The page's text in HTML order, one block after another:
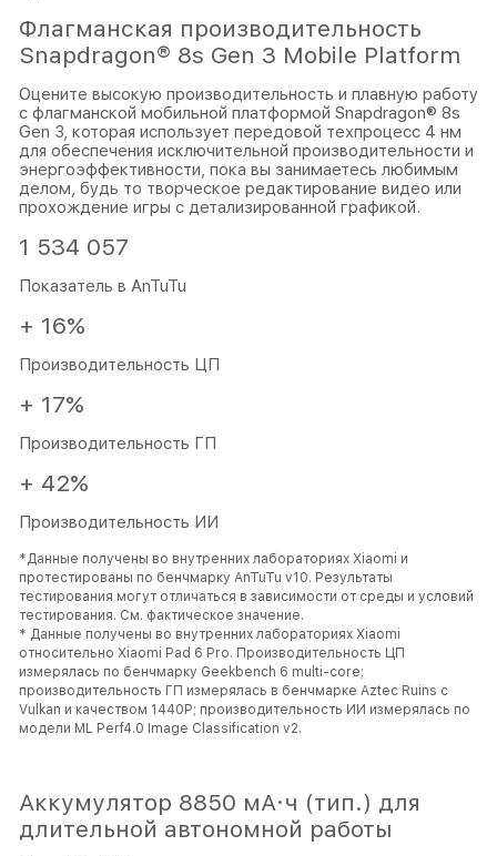
Флагманская производительность
Snapdragon® 8s Gen 3 Mobile Platform
Оцените высокую производительность и плавную работу
с флагманской мобильной платформой Snapdragon® 8s
Gen 3, которая использует передовой техпроцесс 4 нм
для обеспечения исключительной производительности и
энергоэффективности, пока вы занимаетесь любимым
делом, будь то творческое редактирование видео или
прохождение игры с детализированной графикой.
1 534 057
Показатель в AnTuTu
+ 16%
Производительность ЦП
+ 17%
Производительность ГП
+ 42%
Производительность ИИ
*Данные получены во внутренних лабораториях Xiaomi и
протестированы по бенчмарку AnTuTu v10. Результаты
тестирования могут отличаться в зависимости от среды и условий
тестирования. См. фактическое значение.
* Данные получены во внутренних лабораториях Xiaomi
относительно Xiaomi Pad 6 Pro. Производительность ЦП
измерялась по бенчмарку Geekbench 6 multi-core;
производительность ГП измерялась в бенчмарке Aztec Ruins с
Vulkan и качеством 1440P; производительность ИИ измерялась по
модели ML Perf4.0 Image Classification v2.
Аккумулятор 8850 мА·ч (тип.) для
длительной автономной работы